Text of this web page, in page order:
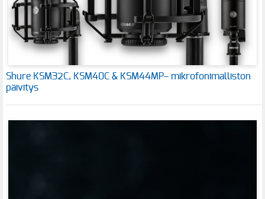
Shure KSM32C, KSM40C & KSM44MP– mikrofonimalliston
päivitys